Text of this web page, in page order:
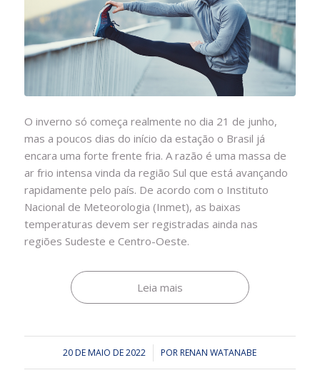
O inverno só começa realmente no dia 21 de junho,
mas a poucos dias do início da estação o Brasil já
encara uma forte frente fria. A razão é uma massa de
ar frio intensa vinda da região Sul que está avançando
rapidamente pelo país. De acordo com o Instituto
Nacional de Meteorologia (Inmet), as baixas
temperaturas devem ser registradas ainda nas
regiões Sudeste e Centro-Oeste.
Leia mais
20 DE MAIO DE 2022
/ PORRENAN WATANABE